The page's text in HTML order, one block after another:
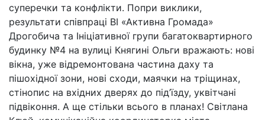
суперечки та конфлікти. Попри виклики,
результати співпраці ВІ «Активна Громада»
Дрогобича та Ініціативної групи багатоквартирного
будинку №4 на вулиці Княгині Ольги вражають: нові
вікна, уже відремонтована частина даху та
пішохідної зони, нові сходи, маячки на тріщинах,
стінопис на вхідних дверях до під’їзду, уквітчані
підвіконня. А ще стільки всього в планах! Світлана